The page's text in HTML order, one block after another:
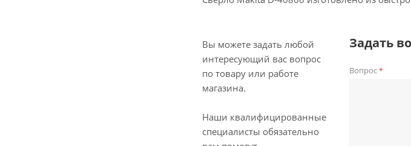
Вы можете задать любой
интересующий вас вопрос
по товару или работе
магазина.
Наши квалифицированные
специалисты обязательно
Задать
Вопрос*